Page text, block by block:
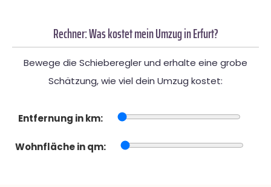
Rechner: Was kostet mein Umzug in Erfurt?
Bewege die Schieberegler und erhalte eine grobe
Schätzung, wie viel dein Umzug kostet:
Entfernung in km:
Wohnfläche in qm: